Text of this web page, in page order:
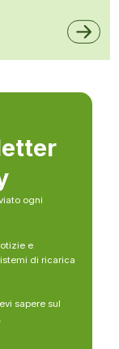
ogni
e
di ricarica
sapere sul